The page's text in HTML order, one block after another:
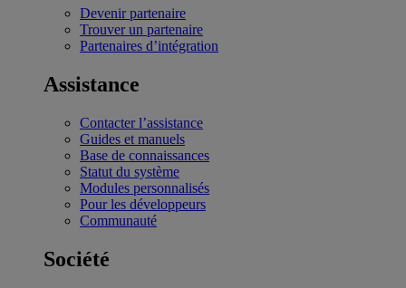
Devenir partenaire
Trouver un partenaire
Partenaires d’intégration
Assistance
Contacter l’assistance
Guides et manuels
Base de connaissances
Statut du système
Modules personnalisés
Pour les développeurs
Communauté
Société